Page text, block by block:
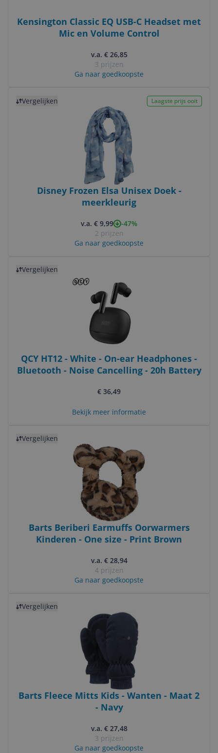
Kensington Classic EQ USB-C Headset met
Mic en Volume Control
v.a. € 26,85
3 prijzen
Ga naar goedkoopste
Vergelijken Laagste prijs ooit
Disney Frozen Elsa Unisex Doek -
meerkleurig
v.a. € 9,99
-47%
2 prijzen
Ga naar goedkoopste
Vergelijken
QCY HT12 - White - On-ear Headphones -
Bluetooth - Noise Cancelling - 20h Battery
€ 36,49
Bekijk meer informatie
Vergelijken
Barts Beriberi Earmuffs Oorwarmers
Kinderen - One size - Print Brown
v.a. € 28,94
4 prijzen
Ga naar goedkoopste
Vergelijken
Barts Fleece Mitts Kids - Wanten - Maat 2
- Navy
v.a. € 27,48
3 prijzen
Ga naar goedkoopste